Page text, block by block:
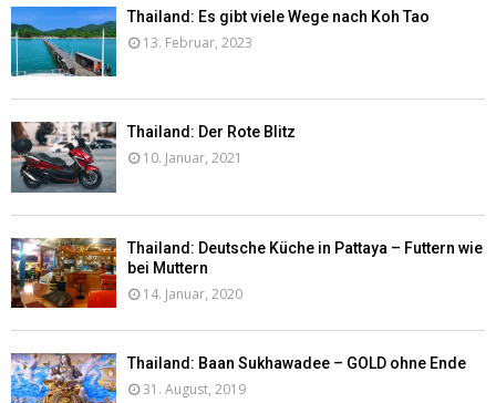
Thailand: Es gibt viele Wege nach Koh Tao
13. Februar, 2023
Thailand: Der Rote Blitz
10. Januar, 2021
Thailand: Deutsche Küche in Pattaya – Futtern wie
bei Muttern
14. Januar, 2020
Thailand: Baan Sukhawadee – GOLD ohne Ende
31. August, 2019